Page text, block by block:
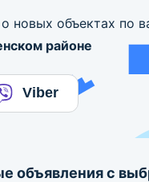
новых объектах по
районе
Viber
объявления с